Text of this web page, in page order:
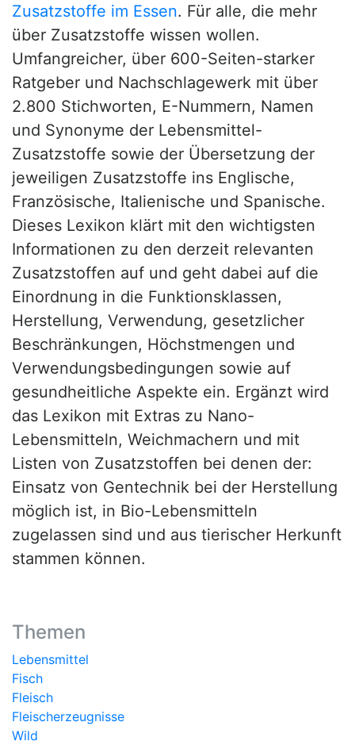
Zusatzstoffe im Essen. Für alle, die mehr
über Zusatzstoffe wissen wollen.
Umfangreicher, über 600-Seiten-starker
Ratgeber und Nachschlagewerk mit über
2.800 Stichworten, E-Nummern, Namen
und Synonyme der Lebensmittel-
Zusatzstoffe sowie der Übersetzung der
jeweiligen Zusatzstoffe ins Englische,
Französische, Italienische und Spanische.
Dieses Lexikon klärt mit den wichtigsten
Informationen zu den derzeit relevanten
Zusatzstoffen auf und geht dabei auf die
Einordnung in die Funktionsklassen,
Herstellung, Verwendung, gesetzlicher
Beschränkungen, Höchstmengen und
Verwendungsbedingungen sowie auf
gesundheitliche Aspekte ein. Ergänzt wird
das Lexikon mit Extras zu Nano-
Lebensmitteln, Weichmachern und mit
Listen von Zusatzstoffen bei denen der:
Einsatz von Gentechnik bei der Herstellung
möglich ist, in Bio-Lebensmitteln
zugelassen sind und aus tierischer Herkunft
stammen können.
Themen
Lebensmittel
Fisch
Fleisch
Fleischerzeugnisse
Wild